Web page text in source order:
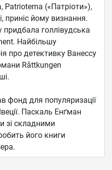
(«Патріоти»),
приніс йому визнання.
придбала голлівудська
Найбільшу
про детективку Ванессу
Råttkungen
фонд для популяризації
Паскаль Енґман
зі складними
його книги